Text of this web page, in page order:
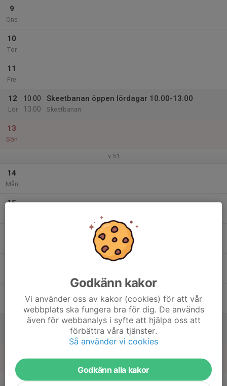
9
Ons
10
Tor
11
Fre
12
Lör
10:00
13:00
Skeetbanan öppen lördagar 10.00-13.00
Skeetbanan
13
Sön
v.51
14
Mån
15
10:00
Skeetbanan öppen lördagar 10.00-13.00
Skeetbanan
Sön
v.52
Godkänn kakor
Vi använder oss av kakor (cookies) för att vår
webbplats ska fungera bra för dig. De används
även för webbanalys i syfte att hjälpa oss att
förbättra våra tjänster.
Så använder vi cookies
Godkänn alla kakor